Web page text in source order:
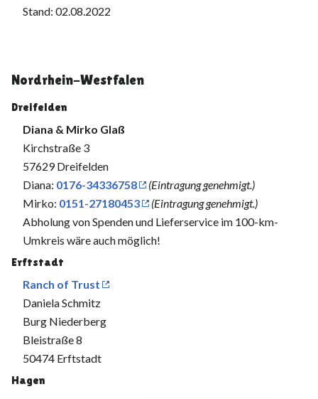
Stand: 02.08.2022
Nordrhein-Westfalen
Dreifelden
Diana & Mirko Glaß
Kirchstraße 3
57629 Dreifelden
Diana: 0176-34336758
(Eintragung genehmigt.)
Mirko: 0151-27180453
(Eintragung genehmigt.)
Abholung von Spenden und Lieferservice im 100-km-
Umkreis wäre auch möglich!
Erftstadt
Ranch of Trust
Daniela Schmitz
Burg Niederberg
Bleistraße 8
50474 Erftstadt
Hagen